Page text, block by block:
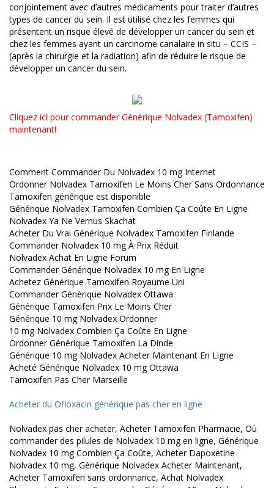
conjointement avec d’autres médicaments pour traiter d’autres
types de cancer du sein. Il est utilisé chez les femmes qui
présentent un risque élevé de développer un cancer du sein et
chez les femmes ayant un carcinome canalaire in situ – CCIS –
(après la chirurgie et la radiation) afin de réduire le risque de
développer un cancer du sein.
Cliquez ici pour commander Générique Nolvadex (Tamoxifen)
maintenant!
Comment Commander Du Nolvadex 10 mg Internet
Ordonner Nolvadex Tamoxifen Le Moins Cher Sans Ordonnance
Tamoxifen générique est disponible
Générique Nolvadex Tamoxifen Combien Ça Coûte En Ligne
Nolvadex Ya Ne Vernus Skachat
Acheter Du Vrai Générique Nolvadex Tamoxifen Finlande
Commander Nolvadex 10 mg À Prix Réduit
Nolvadex Achat En Ligne Forum
Commander Générique Nolvadex 10 mg En Ligne
Achetez Générique Tamoxifen Royaume Uni
Commander Générique Nolvadex Ottawa
Générique Tamoxifen Prix Le Moins Cher
Générique 10 mg Nolvadex Ordonner
10 mg Nolvadex Combien Ça Coûte En Ligne
Ordonner Générique Tamoxifen La Dinde
Générique 10 mg Nolvadex Acheter Maintenant En Ligne
Acheté Générique Nolvadex 10 mg Ottawa
Tamoxifen Pas Cher Marseille
Acheter du Ofloxacin générique pas cher en ligne
Nolvadex pas cher acheter, Acheter Tamoxifen Pharmacie, Où
commander des pilules de Nolvadex 10 mg en ligne, Générique
Nolvadex 10 mg Combien Ça Coûte, Acheter Dapoxetine
Nolvadex 10 mg, Générique Nolvadex Acheter Maintenant,
Acheter Tamoxifen sans ordonnance, Achat Nolvadex